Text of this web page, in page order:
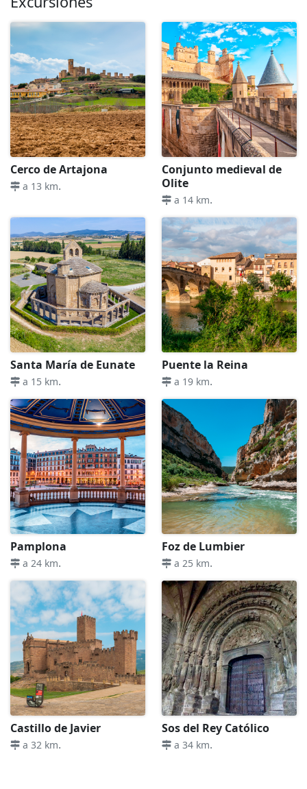
Cerco de Artajona
a 13 km.
Conjunto medieval de
Olite
a 14 km.
Santa María de Eunate
a 15 km.
Puente la Reina
a 19 km.
Pamplona
a 24 km.
Foz de Lumbier
a 25 km.
Castillo de Javier
a 32 km.
Sos del Rey Católico
a 34 km.